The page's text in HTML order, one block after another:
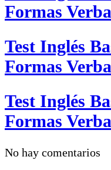
Formas
Test Inglés
Formas
Test Inglés
Formas
No hay comentarios